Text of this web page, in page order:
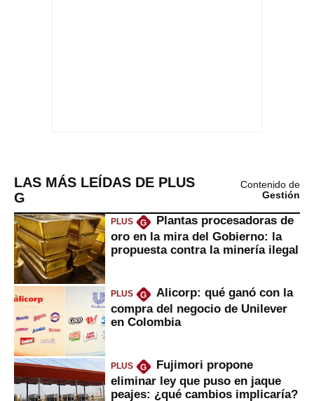
LAS MÁS LEÍDAS DE PLUS
G
Contenido de
Gestión
PLUS G
Plantas procesadoras de
oro en la mira del Gobierno: la
propuesta contra la minería ilegal
PLUS G
Alicorp: qué ganó con la
compra del negocio de Unilever
en Colombia
PLUS G
Fujimori propone
eliminar ley que puso en jaque
peajes: ¿qué cambios implicaría?